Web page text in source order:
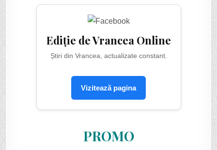
Ediție de Vrancea Online
Știri din Vrancea, actualizate constant.
Vizitează pagina
PROMO